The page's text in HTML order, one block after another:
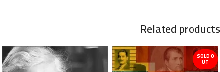
Related products
SOLD O
UT